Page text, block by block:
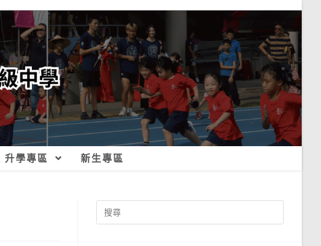
升學專區 新生專區
Search
for: